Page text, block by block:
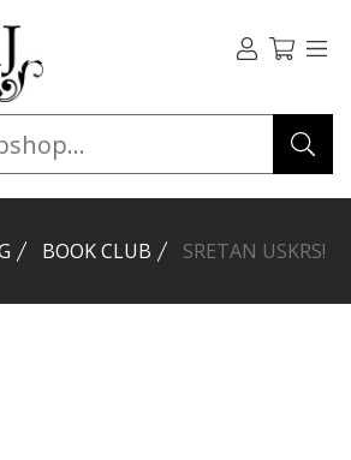
BOOK CLUB SRETAN USKRS!